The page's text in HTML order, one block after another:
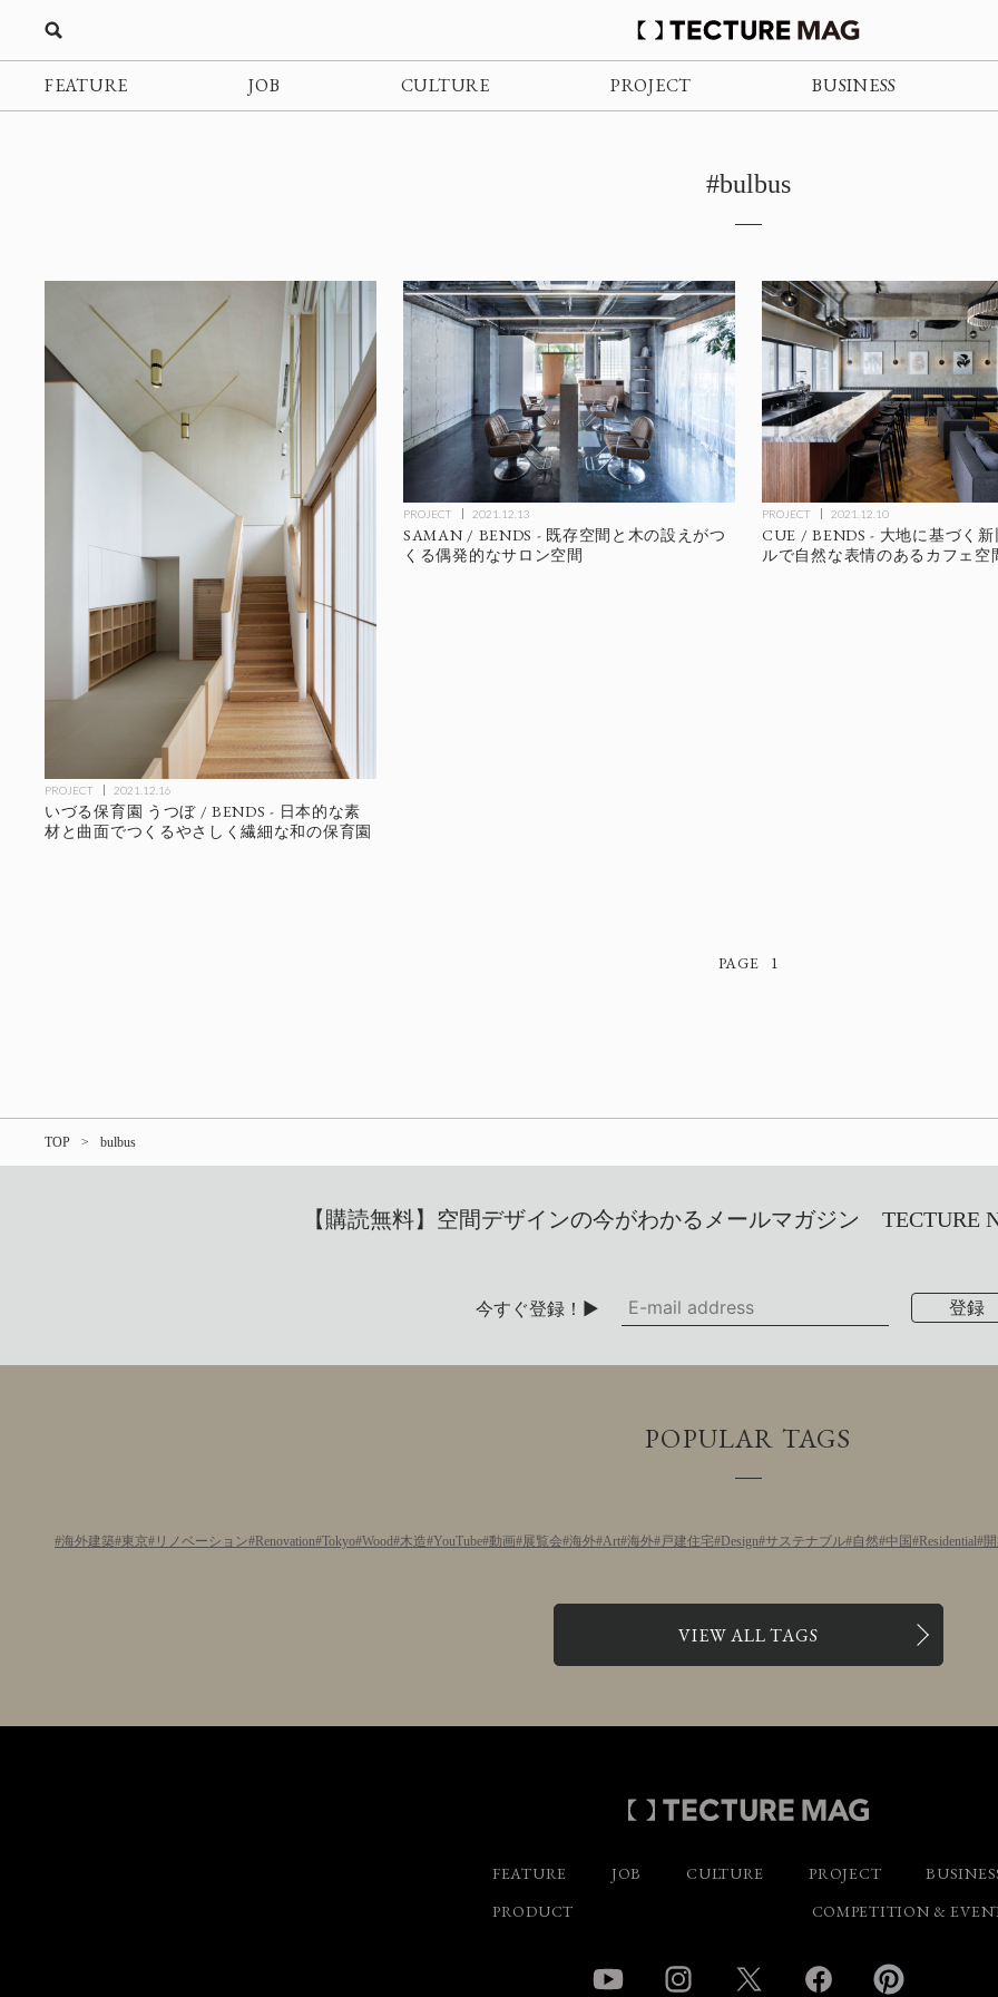
FEATURE JOB CULTURE PROJECT BUSINESS
#bulbus
PROJECT 2021.12.16
いづる保育園 うつぼ / BENDS - 日本的な素
材と曲面でつくるやさしく繊細な和の保育園
PROJECT 2021.12.13
SAMAN / BENDS - 既存空間と木の設えがつ
くる偶発的なサロン空間
PROJECT 2021.12.10
CUE / BENDS - 大地に基づく
ルで自然な表情のあるカフェ空
1
TOP bulbus
【購読無料】空間デザインの今がわかるメールマガジン TECTURE
今すぐ登録！▶
POPULAR TAGS
海外建築 東京 リノベーション Renovation Tokyo Wood 木造 YouTube 動画 展覧会 海外 Art 海外 戸建住宅 Design サステナブル 自然 中国 Residential
VIEW ALL TAGS
FEATURE JOB CULTURE PROJECT
PRODUCT
COMPETITION &
YouTube Instagram Twitter Facebook